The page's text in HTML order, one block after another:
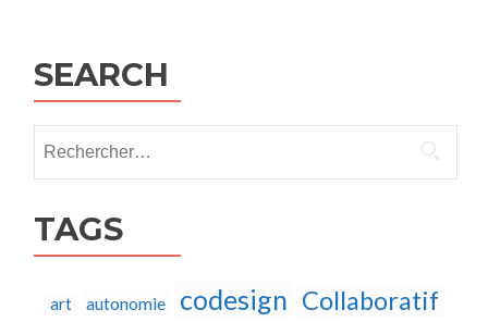
SEARCH
TAGS
art autonomie codesign Collaboratif